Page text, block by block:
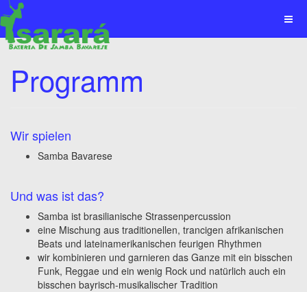
Programm
Wir spielen
Samba Bavarese
Und was ist das?
Samba ist brasilianische Strassenpercussion
eine Mischung aus traditionellen, trancigen afrikanischen
Beats und lateinamerikanischen feurigen Rhythmen
wir kombinieren und garnieren das Ganze mit ein bisschen
Funk, Reggae und ein wenig Rock und natürlich auch ein
bisschen bayrisch-musikalischer Tradition